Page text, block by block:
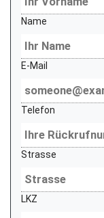
Name
E-Mail
Telefon
Strasse
LKZ